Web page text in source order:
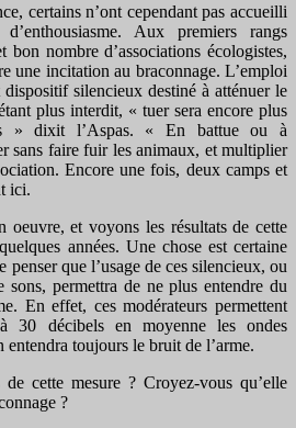
certains n’ont cependant pas accueilli
Aux premiers rangs
bon nombre d’associations écologistes,
une incitation au braconnage. L’emploi
silencieux destiné à atténuer le
plus interdit, « tuer sera encore plus
» dixit l’Aspas. « En battue ou à
sans faire fuir les animaux, et multiplier
Encore une fois, deux camps et
ici.
oeuvre, et voyons les résultats de cette
années. Une chose est certaine
que l’usage de ces silencieux, ou
sons, permettra de ne plus entendre du
En effet, ces modérateurs permettent
30 décibels en moyenne les ondes
entendra toujours le bruit de l’arme.
cette mesure ? Croyez-vous qu’elle
?